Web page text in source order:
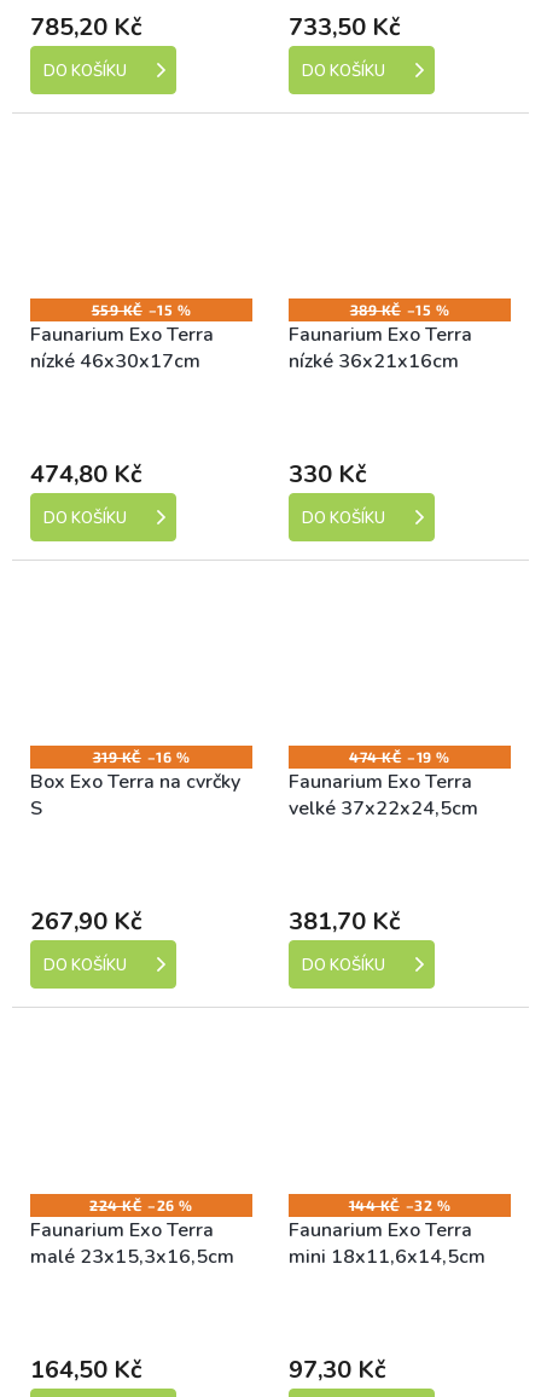
785,20 Kč
DO KOŠÍKU
733,50 Kč
DO KOŠÍKU
559 KČ –15 %
Faunarium Exo Terra
nízké 46x30x17cm
474,80 Kč
DO KOŠÍKU
389 KČ –15 %
Faunarium Exo Terra
nízké 36x21x16cm
330 Kč
DO KOŠÍKU
319 KČ –16 %
Box Exo Terra na cvrčky
S
267,90 Kč
DO KOŠÍKU
474 KČ –19 %
Faunarium Exo Terra
velké 37x22x24,5cm
381,70 Kč
DO KOŠÍKU
224 KČ –26 %
Faunarium Exo Terra
malé 23x15,3x16,5cm
164,50 Kč
144 KČ –32 %
Faunarium Exo Terra
mini 18x11,6x14,5cm
97,30 Kč